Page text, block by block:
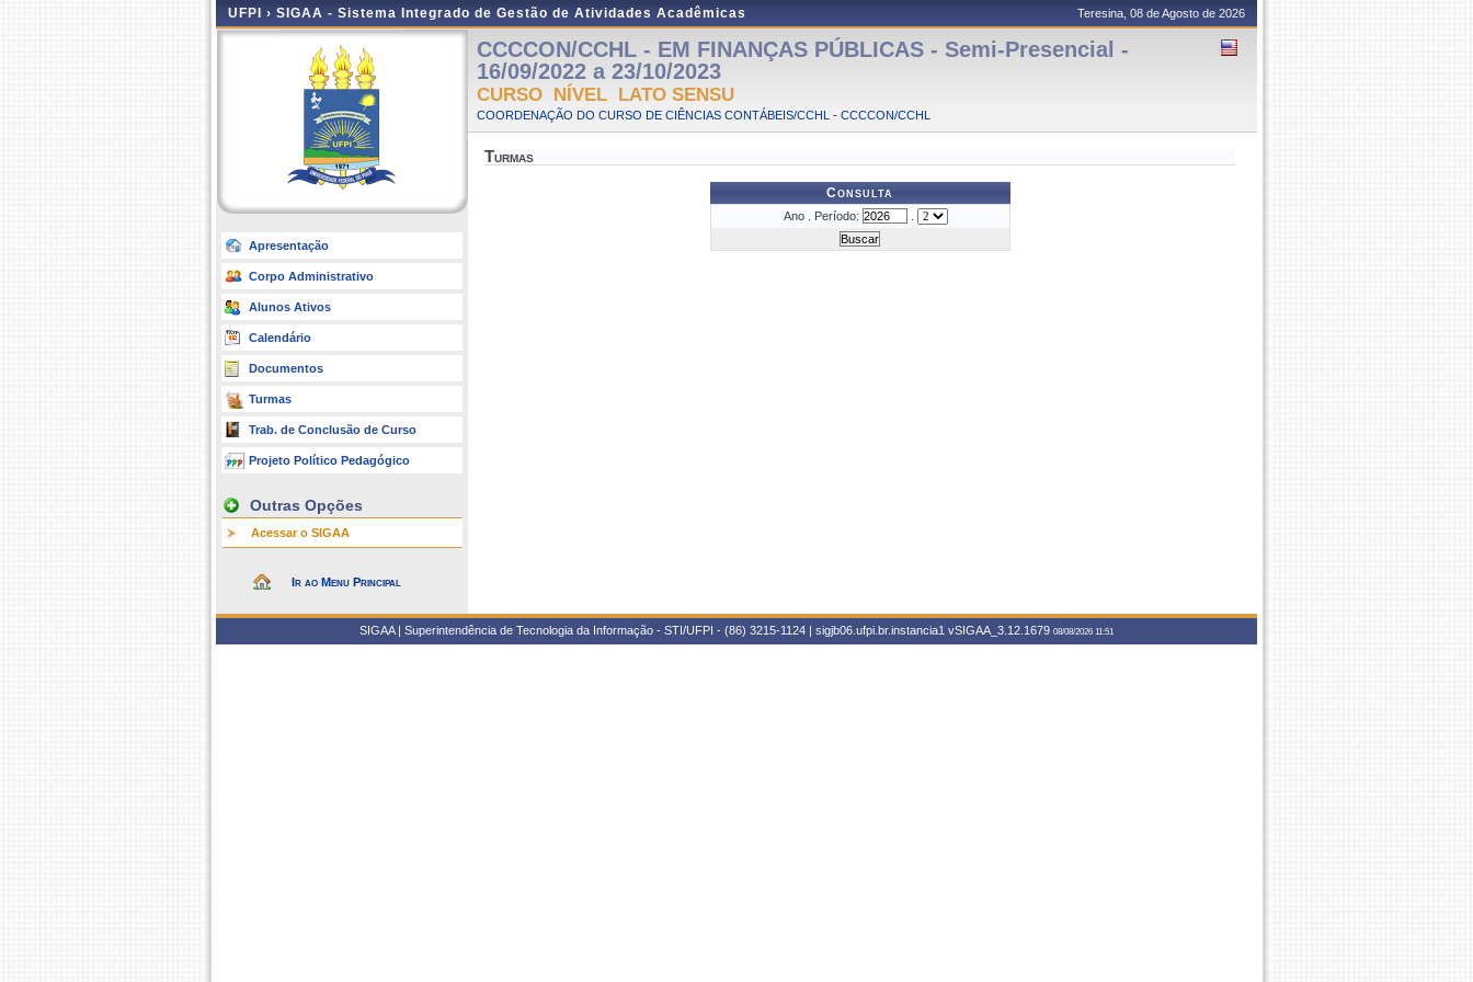
UFPI › SIGAA - Sistema Integrado de Gestão de Atividades Acadêmicas Teresina, 08 de Agosto de 2026
Apresentação
Corpo Administrativo
Alunos Ativos
Calendário
Documentos
Turmas
Trab. de Conclusão de Curso
Projeto Político Pedagógico
Outras Opções
Acessar o SIGAA
Ir ao Menu Principal
CCCCON/CCHL - EM FINANÇAS PÚBLICAS - Semi-Presencial -
16/09/2022 a 23/10/2023
CURSO NÍVEL LATO SENSU
COORDENAÇÃO DO CURSO DE CIÊNCIAS CONTÁBEIS/CCHL - CCCCON/CCHL
Turmas
Consulta
Ano . Período:
SIGAA | Superintendência de Tecnologia da Informação - STI/UFPI - (86) 3215-1124 | sigjb06.ufpi.br.instancia1 vSIGAA_3.12.1679 08/08/2026 11:51